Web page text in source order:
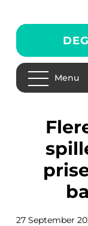
Menu
Flere ting og sager
27 September